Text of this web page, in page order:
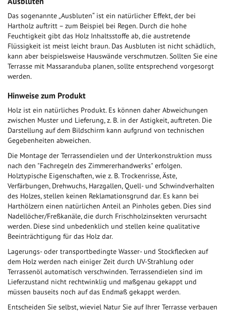
Das sogenannte „Ausbluten“ ist ein natürlicher Effekt, der bei
Hartholz auftritt – zum Beispiel bei Regen. Durch die hohe
Feuchtigkeit gibt das Holz Inhaltsstoffe ab, die austretende
Flüssigkeit ist meist leicht braun. Das Ausbluten ist nicht schädlich,
kann aber beispielsweise Hauswände verschmutzen. Sollten Sie eine
Terrasse mit Massaranduba planen, sollte entsprechend vorgesorgt
werden.
Hinweise zum Produkt
Holz ist ein natürliches Produkt. Es können daher Abweichungen
zwischen Muster und Lieferung, z. B. in der Astigkeit, auftreten. Die
Darstellung auf dem Bildschirm kann aufgrund von technischen
Gegebenheiten abweichen.
Die Montage der Terrassendielen und der Unterkonstruktion muss
nach den "Fachregeln des Zimmererhandwerks" erfolgen.
Holztypische Eigenschaften, wie z. B. Trockenrisse, Äste,
Verfärbungen, Drehwuchs, Harzgallen, Quell- und Schwindverhalten
des Holzes, stellen keinen Reklamationsgrund dar. Es kann bei
Harthölzern einen natürlichen Anteil an Pinholes geben. Dies sind
Nadellöcher/Freßkanäle, die durch Frischholzinsekten verursacht
werden. Diese sind unbedenklich und stellen keine qualitative
Beeinträchtigung für das Holz dar.
Lagerungs- oder transportbedingte Wasser- und Stockflecken auf
dem Holz werden nach einiger Zeit durch UV-Strahlung oder
Terrassenöl automatisch verschwinden. Terrassendielen sind im
Lieferzustand nicht rechtwinklig und maßgenau gekappt und
müssen bauseits noch auf das Endmaß gekappt werden.
Entscheiden Sie selbst, wieviel Natur Sie auf Ihrer Terrasse verbauen